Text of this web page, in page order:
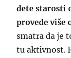
dete starosti
provede više
smatra da je
tu aktivnost.